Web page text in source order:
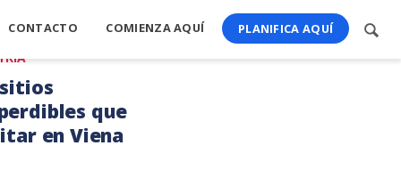
CONTACTO COMIENZA AQUÍ PLANIFICA AQUÍ
que
en Viena